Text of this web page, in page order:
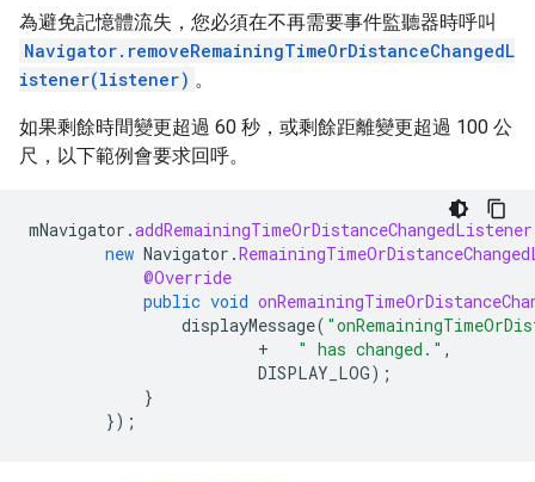
為避免記憶體流失，您必須在不再需要事件監聽器時呼叫
Navigator.removeRemainingTimeOrDistanceChangedL
istener(listener) 。
如果剩餘時間變更超過 60 秒，或剩餘距離變更超過 100 公
尺，以下範例會要求回呼。
mNavigator .addRemainingTimeOrDistanceChangedListener
new Navigator .
@Override
public void
displayMessage(
+
" has changed." ,
DISPLAY_LOG);
}
});